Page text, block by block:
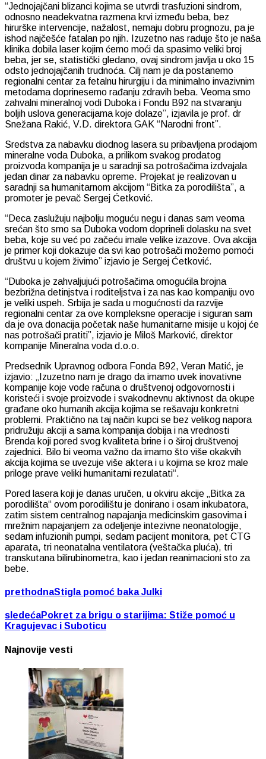
“Jednojajčani blizanci kojima se utvrdi trasfuzioni sindrom,
odnosno neadekvatna razmena krvi između beba, bez
hirurške intervencije, nažalost, nemaju dobru prognozu, pa je
ishod najčešće fatalan po njih. Izuzetno nas raduje što je naša
klinika dobila laser kojim ćemo moći da spasimo veliki broj
beba, jer se, statistički gledano, ovaj sindrom javlja u oko 15
odsto jednojajčanih trudnoća. Cilj nam je da postanemo
regionalni centar za fetalnu hirurgiju i da minimalno invazivnim
metodama doprinesemo rađanju zdravih beba. Veoma smo
zahvalni mineralnoj vodi Duboka i Fondu B92 na stvaranju
boljih uslova generacijama koje dolaze”, izjavila je prof. dr
Snežana Rakić, V.D. direktora GAK “Narodni front”.
Sredstva za nabavku diodnog lasera su pribavljena prodajom
mineralne voda Duboka, a prilikom svakog prodatog
proizvoda kompanija je u saradnji sa potrošačima izdvajala
jedan dinar za nabavku opreme. Projekat je realizovan u
saradnji sa humanitarnom akcijom “Bitka za porodilišta”, a
promoter je pevač Sergej Ćetković.
“Deca zaslužuju najbolju moguću negu i danas sam veoma
srećan što smo sa Duboka vodom doprineli dolasku na svet
beba, koje su već po začeću imale velike izazove. Ova akcija
je primer koji dokazuje da svi kao potrošači možemo pomoći
društvu u kojem živimo” izjavio je Sergej Ćetković.
“Duboka je zahvaljujući potrošačima omogućila brojna
bezbrižna detinjstva i roditeljstva i za nas kao kompaniju ovo
je veliki uspeh. Srbija je sada u mogućnosti da razvije
regionalni centar za ove kompleksne operacije i siguran sam
da je ova donacija početak naše humanitarne misije u kojoj će
nas potrošači pratiti”, izjavio je Miloš Marković, direktor
kompanije Mineralna voda d.o.o.
Predsednik Upravnog odbora Fonda B92, Veran Matić, je
izjavio: „Izuzetno nam je drago da imamo uvek inovativne
kompanije koje vode računa o društvenoj odgovornosti i
koristeći i svoje proizvode i svakodnevnu aktivnost da okupe
građane oko humanih akcija kojima se rešavaju konkretni
problemi. Praktično na taj način kupci se bez velikog napora
pridružuju akciji a sama kompanija dobija i na vrednosti
Brenda koji pored svog kvaliteta brine i o široj društvenoj
zajednici. Bilo bi veoma važno da imamo što više okakvih
akcija kojima se uvezuje više aktera i u kojima se kroz male
priloge prave veliki humanitarni rezulatati“.
Pored lasera koji je danas uručen, u okviru akcije „Bitka za
porodilišta“ ovom porodilištu je donirano i osam inkubatora,
zatim sistem centralnog napajanja medicinskim gasovima i
mrežnim napajanjem za odeljenje intezivne neonatologije,
sedam infuzionih pumpi, sedam pacijent monitora, pet CTG
aparata, tri neonatalna ventilatora (veštačka pluća), tri
transkutana bilirubinometra, kao i jedan reanimacioni sto za
bebe.
prethodnaStigla pomoć baka Julki
sledećaPokret za brigu o starijima: Stiže pomoć u
Kragujevac i Suboticu
Najnovije vesti